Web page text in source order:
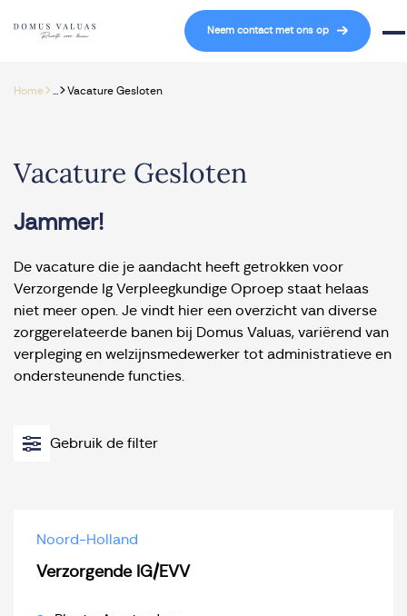
Navigatie overslaan
Neem contact met ons op
Home> >Vacature Gesloten
Vacature Gesloten
Jammer!
De vacature die je aandacht heeft getrokken voor
Verzorgende Ig Verpleegkundige Oproep staat helaas
niet meer open. Je vindt hier een overzicht van diverse
zorggerelateerde banen bij Domus Valuas, variërend van
verpleging en welzijnsmedewerker tot administratieve en
ondersteunende functies.
Gebruik de filter
Noord-Holland
Verzorgende IG/EVV